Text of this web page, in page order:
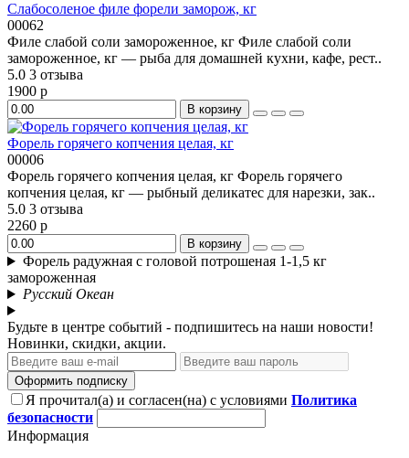
Слабосоленое филе форели заморож, кг
00062
Филе слабой соли замороженное, кг Филе слабой соли
замороженное, кг — рыба для домашней кухни, кафе, рест..
5.0 3 отзыва
1900 р
В корзину
Форель горячего копчения целая, кг
00006
Форель горячего копчения целая, кг Форель горячего
копчения целая, кг — рыбный деликатес для нарезки, зак..
5.0 3 отзыва
2260 р
В корзину
Форель радужная с головой потрошеная 1-1,5 кг
замороженная
Русский Океан
Будьте в центре событий - подпишитесь на наши новости!
Новинки, скидки, акции.
Оформить подписку
Я прочитал(а) и согласен(на) с условиями Политика
безопасности
Информация